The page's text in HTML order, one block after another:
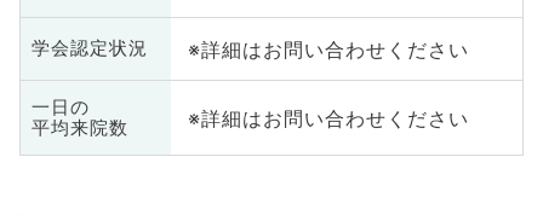
学会認定状況 ※詳細はお問い合わせください
一日の
平均来院数
※詳細はお問い合わせください